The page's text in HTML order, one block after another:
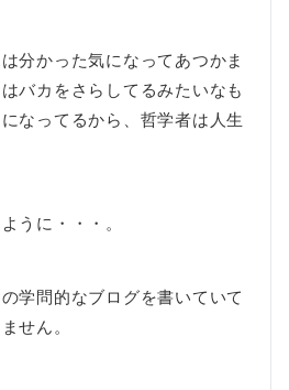
分かった気になってあつかま
バカをさらしてるみたいなも
なってるから、哲学者は人生
うに・・・。
学問的なブログを書いていて
せん。